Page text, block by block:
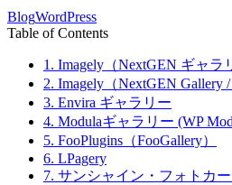
BlogWordPress
Table of Contents
1. Imagely（NextGEN ギャラ
2. Imagely（NextGEN Gallery /
3. Envira ギャラリー
4. Modulaギャラリー (WP
5. FooPlugins（FooGallery）
6. LPagery
7. サンシャイン・フォトカー